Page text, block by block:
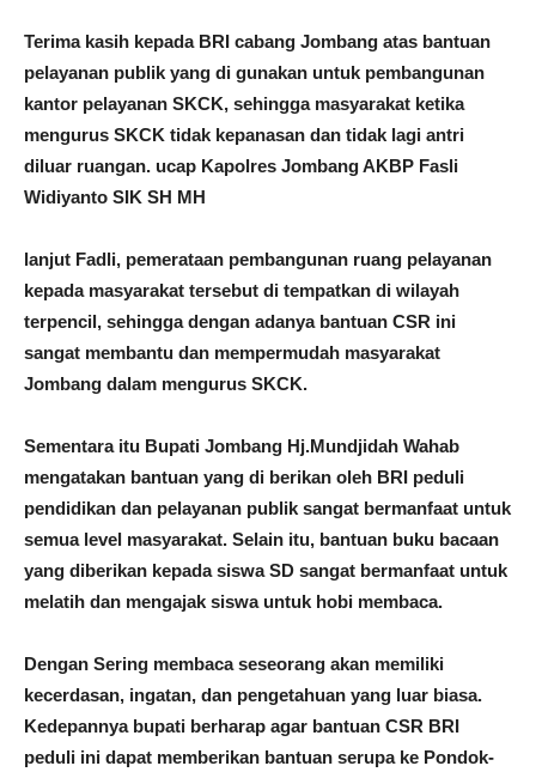
Terima kasih kepada BRI cabang Jombang atas bantuan
pelayanan publik yang di gunakan untuk pembangunan
kantor pelayanan SKCK, sehingga masyarakat ketika
mengurus SKCK tidak kepanasan dan tidak lagi antri
diluar ruangan. ucap Kapolres Jombang AKBP Fasli
Widiyanto SIK SH MH
lanjut Fadli, pemerataan pembangunan ruang pelayanan
kepada masyarakat tersebut di tempatkan di wilayah
terpencil, sehingga dengan adanya bantuan CSR ini
sangat membantu dan mempermudah masyarakat
Jombang dalam mengurus SKCK.
Sementara itu Bupati Jombang Hj.Mundjidah Wahab
mengatakan bantuan yang di berikan oleh BRI peduli
pendidikan dan pelayanan publik sangat bermanfaat untuk
semua level masyarakat. Selain itu, bantuan buku bacaan
yang diberikan kepada siswa SD sangat bermanfaat untuk
melatih dan mengajak siswa untuk hobi membaca.
Dengan Sering membaca seseorang akan memiliki
kecerdasan, ingatan, dan pengetahuan yang luar biasa.
Kedepannya bupati berharap agar bantuan CSR BRI
peduli ini dapat memberikan bantuan serupa ke Pondok-